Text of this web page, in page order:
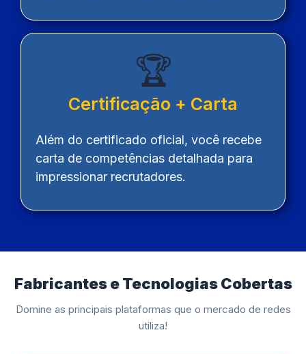
🏆
Certificação + Carta
Além do certificado oficial, você recebe
carta de competências detalhada para
impressionar recrutadores.
Fabricantes e Tecnologias Cobertas
Domine as principais plataformas que o mercado de redes
utiliza!